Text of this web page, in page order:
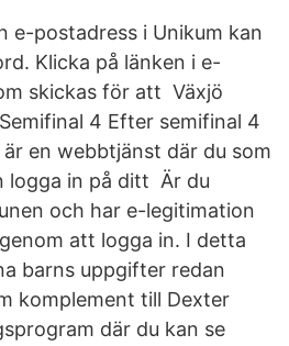
e-postadress i Unikum kan
Klicka på länken i e-
skickas för att Växjö
4 Efter semifinal 4
en webbtjänst där du som
logga in på ditt Är du
och har e-legitimation
att logga in. I detta
barns uppgifter redan
komplement till Dexter
där du kan se